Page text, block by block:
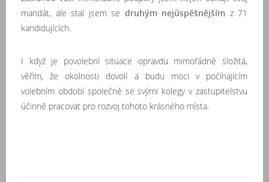
mandát, ale stal jsem se druhým nejúspěšnějším z 71
kandidujících.
I když je povolební situace opravdu mimořádně složitá,
věřím, že okolnosti dovolí a budu moci v počínajícím
volebním období společně se svými kolegy v zastupitelstvu
účinně pracovat pro rozvoj tohoto krásného místa.